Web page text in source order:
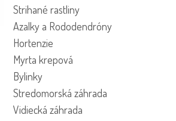
Strihané rastliny
Azalky a Rododendróny
Hortenzie
Myrta krepová
Bylinky
Stredomorská záhrada
Vidiecká záhrada